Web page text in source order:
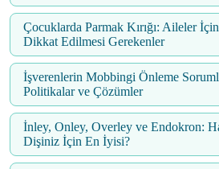
Çocuklarda Parmak Kırığı: Aileler
Dikkat Edilmesi Gerekenler
İşverenlerin Mobbingi Önleme
Politikalar ve Çözümler
İnley, Onley, Overley ve Endokron:
Dişiniz İçin En İyisi?